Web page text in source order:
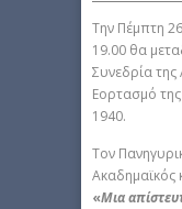
Την Πέμπτη
19.00 θα
Συνεδρία
Εορτασμό
1940.
Τον
Ακαδημαϊκός
«Μια